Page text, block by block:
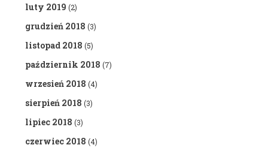
luty 2019 (2)
grudzień 2018 (3)
listopad 2018 (5)
październik 2018 (7)
wrzesień 2018 (4)
sierpień 2018 (3)
lipiec 2018 (3)
czerwiec 2018 (4)